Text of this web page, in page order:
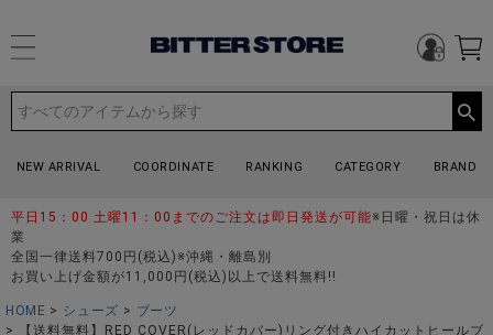
NEW ARRIVAL COORDINATE RANKING CATEGORY BRAND
平日15：00 土曜11：00までのご注文は即日発送が可能※日曜・祝日は休
業
全国一律送料700円(税込)※沖縄・離島別
お買い上げ金額が11,000円(税込)以上で送料無料!!
HOME シューズ
ブーツ
【送料無料】RED COVER(レッドカバー)リング付きハイカットヒールブ